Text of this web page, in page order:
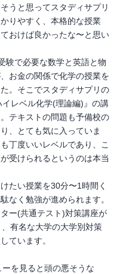
うと思ってスタディサプリ
りやすく、本格的な授業
おけば良かったな〜と思い
験で必要な数学と英語と物
お金の関係で化学の授業を
。そこでスタディサプリの
レベル化学(理論編)』の講
テキストの問題も予備校の
、とても気に入っていま
丁度いいレベルであり、こ
受けられるというのは本当
たい授業を30分〜1時間く
なく勉強が進められます。
ー(共通テスト)対策講座が
有名な大学の大学別対策
ています。
を見ると頭の悪そうな